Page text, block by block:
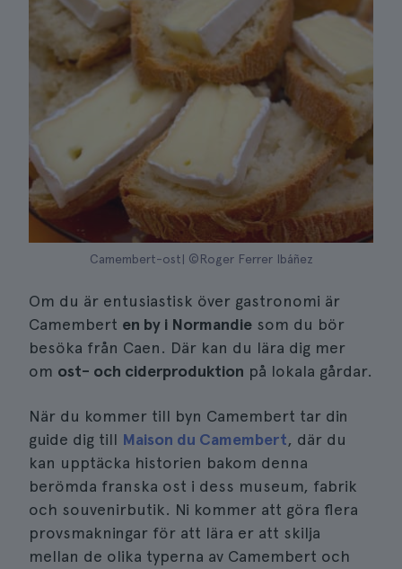
Camembert-ost| ©Roger Ferrer Ibáñez
Om du är entusiastisk över gastronomi är
Camembert en by i Normandie som du bör
besöka från Caen. Där kan du lära dig mer
om ost- och ciderproduktion på lokala gårdar.
När du kommer till byn Camembert tar din
guide dig till Maison du Camembert, där du
kan upptäcka historien bakom denna
berömda franska ost i dess museum, fabrik
och souvenirbutik. Ni kommer att göra flera
provsmakningar för att lära er att skilja
mellan de olika typerna av Camembert och